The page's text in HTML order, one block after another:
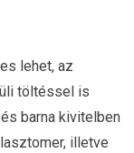
lehet, az
töltéssel is
barna kivitelben
illetve